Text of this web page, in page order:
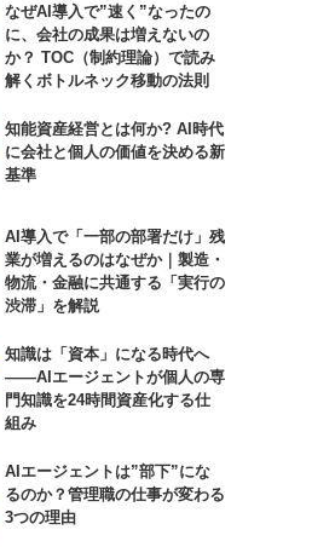
なぜAI導入で”速く”なったの
に、会社の成果は増えないの
か？ TOC（制約理論）で読み
解くボトルネック移動の法則
知能資産経営とは何か? AI時代
に会社と個人の価値を決める新
基準
AI導入で「一部の部署だけ」残
業が増えるのはなぜか｜製造・
物流・金融に共通する「実行の
渋滞」を解説
知識は「資本」になる時代へ
——AIエージェントが個人の専
門知識を24時間資産化する仕
組み
AIエージェントは”部下”にな
るのか？管理職の仕事が変わる
3つの理由